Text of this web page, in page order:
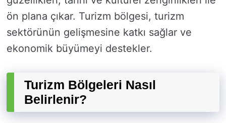
ön plana çıkar. Turizm bölgesi, turizm
sektörünün gelişmesine katkı sağlar ve
ekonomik büyümeyi destekler.
Turizm Bölgeleri Nasıl
Belirlenir?